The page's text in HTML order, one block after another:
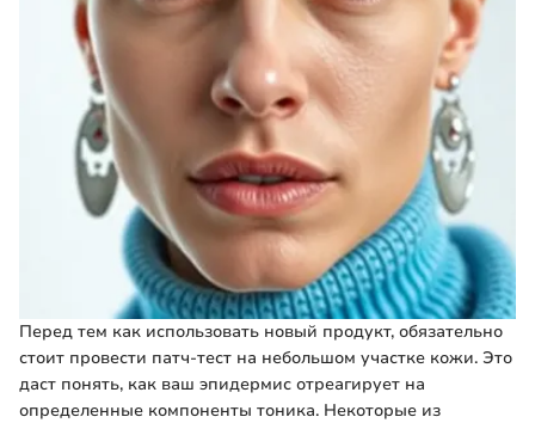
Перед тем как использовать новый продукт, обязательно
стоит провести патч-тест на небольшом участке кожи. Это
даст понять, как ваш эпидермис отреагирует на
определенные компоненты тоника. Некоторые из